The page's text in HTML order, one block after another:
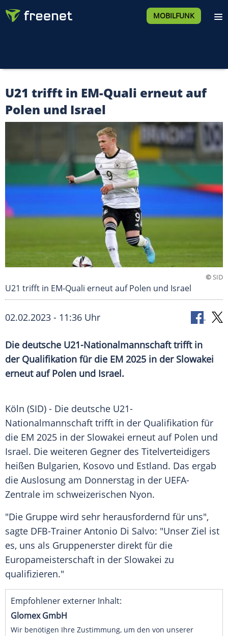
MOBILFUNK
U21 trifft in EM-Quali erneut auf
Polen und Israel
©SID
U21 trifft in EM-Quali erneut auf Polen und Israel
02.02.2023 - 11:36 Uhr
Die deutsche U21-Nationalmannschaft trifft in
der Qualifikation für die EM 2025 in der Slowakei
erneut auf Polen und Israel.
Köln (SID) - Die deutsche U21-
Nationalmannschaft trifft in der Qualifikation für
die EM 2025 in der Slowakei erneut auf Polen und
Israel. Die weiteren Gegner des Titelverteidigers
heißen Bulgarien, Kosovo und Estland. Das ergab
die Auslosung am Donnerstag in der UEFA-
Zentrale im schweizerischen Nyon.
"Die Gruppe wird sehr herausfordernd für uns",
sagte DFB-Trainer Antonio Di Salvo: "Unser Ziel ist
es, uns als Gruppenerster direkt für die
Europameisterschaft in der Slowakei zu
qualifizieren."
Empfohlener externer Inhalt:
Glomex GmbH
Wir benötigen Ihre Zustimmung, um den von unserer